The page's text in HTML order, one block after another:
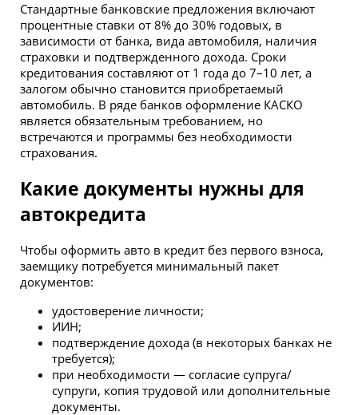
Стандартные банковские предложения включают
процентные ставки от 8% до 30% годовых, в
зависимости от банка, вида автомобиля, наличия
страховки и подтвержденного дохода. Сроки
кредитования составляют от 1 года до 7–10 лет, а
залогом обычно становится приобретаемый
автомобиль. В ряде банков оформление КАСКО
является обязательным требованием, но
встречаются и программы без необходимости
страхования.
Какие документы нужны для
автокредита
Чтобы оформить авто в кредит без первого взноса,
заемщику потребуется минимальный пакет
документов:
удостоверение личности;
ИИН;
подтверждение дохода (в некоторых банках не
требуется);
при необходимости — согласие супруга/
супруги, копия трудовой или дополнительные
документы.